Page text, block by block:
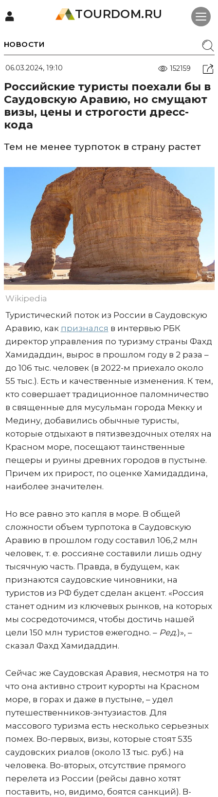
TOURDOM.RU
НОВОСТИ
06.03.2024, 19:10 152159
Российские туристы поехали бы в
Саудовскую Аравию, но смущают
визы, цены и строгости дресс-
кода
Тем не менее турпоток в страну растет
Wikipedia
Туристический поток из России в Саудовскую
Аравию, как признался в интервью РБК
директор управления по туризму страны Фахд
Хамидаддин, вырос в прошлом году в 2 раза –
до 106 тыс. человек (в 2022-м приехало около
55 тыс.). Есть и качественные изменения. К тем,
кто совершает традиционное паломничество
в священные для мусульман города Мекку и
Медину, добавились обычные туристы,
которые отдыхают в пятизвездочных отелях на
Красном море, посещают таинственные
пещеры и руины древних городов в пустыне.
Причем их прирост, по оценке Хамидаддина,
наиболее значителен.
Но все равно это капля в море. В общей
сложности объем турпотока в Саудовскую
Аравию в прошлом году составил 106,2 млн
человек, т. е. россияне составили лишь одну
тысячную часть. Правда, в будущем, как
признаются саудовские чиновники, на
туристов из РФ будет сделан акцент. «Россия
станет одним из ключевых рынков, на которых
мы сосредоточимся, чтобы достичь нашей
цели 150 млн туристов ежегодно. – Ред.)», –
сказал Фахд Хамидаддин.
Сейчас же Саудовская Аравия, несмотря на то
что она активно строит курорты на Красном
море, в горах и даже в пустыне, – удел
путешественников-энтузиастов. Для
массового туризма есть несколько серьезных
помех. Во-первых, визы, которые стоят 535
саудовских риалов (около 13 тыс. руб.) на
человека. Во-вторых, отсутствие прямого
перелета из России (рейсы давно хотят
поставить, но, видимо, боятся санкций). В-